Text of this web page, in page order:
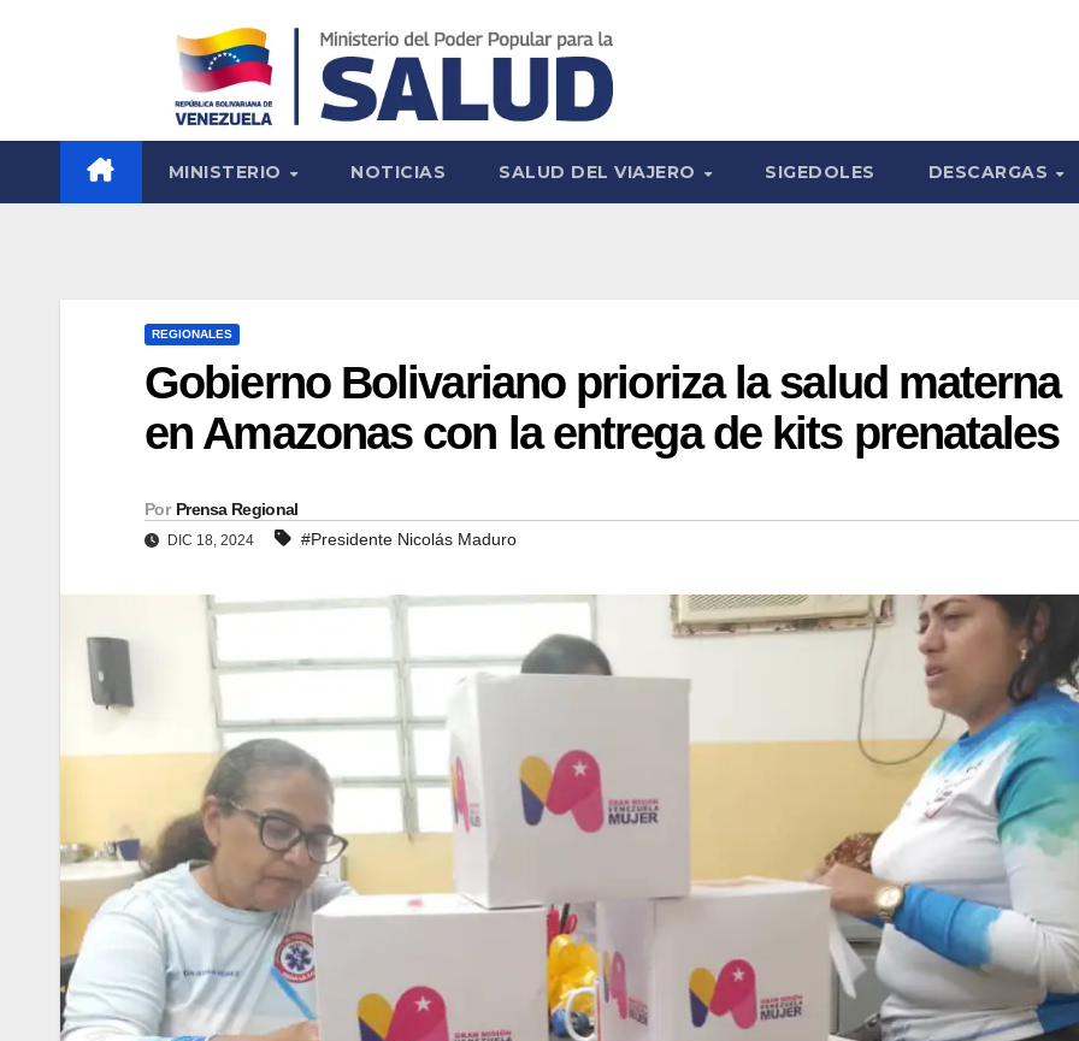
MINISTERIO NOTICIAS SALUD DEL VIAJERO SIGEDOLES DESCARGAS
REGIONALES
Gobierno Bolivariano prioriza la salud materna
en Amazonas con la entrega de kits prenatales
Por Prensa Regional
DIC 18, 2024 #Presidente Nicolás Maduro